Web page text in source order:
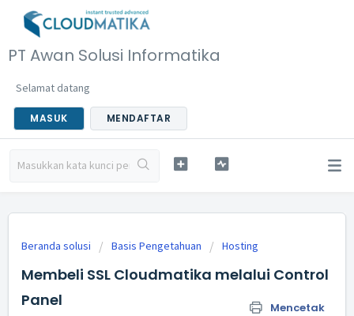
PT Awan Solusi Informatika
Selamat datang
MASUK MENDAFTAR
Beranda solusi Basis Pengetahuan Hosting
Membeli SSL Cloudmatika melalui Control
Panel
Mencetak